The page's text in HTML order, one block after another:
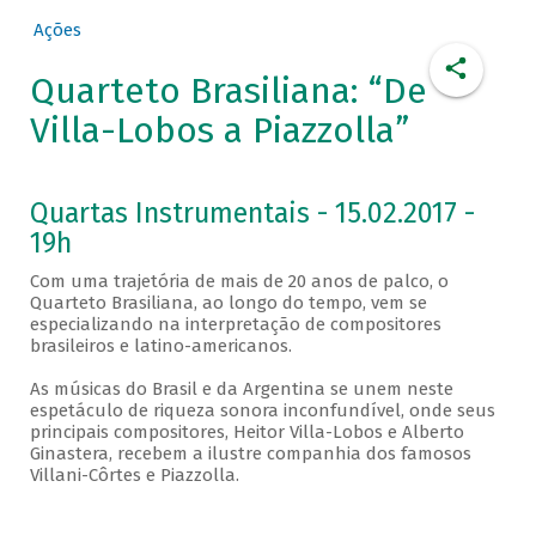
Ações
Quarteto Brasiliana: “De
Villa-Lobos a Piazzolla”
Quartas Instrumentais - 15.02.2017 -
19h
Com uma trajetória de mais de 20 anos de palco, o
Quarteto Brasiliana, ao longo do tempo, vem se
especializando na interpretação de compositores
brasileiros e latino-americanos.
As músicas do Brasil e da Argentina se unem neste
espetáculo de riqueza sonora inconfundível, onde seus
principais compositores, Heitor Villa-Lobos e Alberto
Ginastera, recebem a ilustre companhia dos famosos
Villani-Côrtes e Piazzolla.